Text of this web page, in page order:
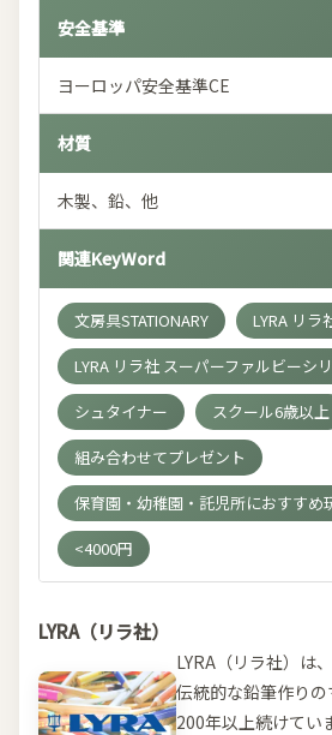
安全基準
ヨーロッパ安全基準CE
材質
木製、鉛、他
関連KeyWord
文房具STATIONARY
LYRA リラ
LYRA リラ社 スーパーファルビーシ
シュタイナー
スクール6歳以上
組み合わせてプレゼント
保育園・幼稚園・託児所におすすめ
<4000円
LYRA（リラ社）
LYRA（リラ社）は
伝統的な鉛筆作り
200年以上続けてい